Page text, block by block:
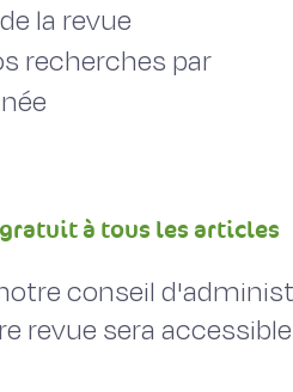
la revue
recherches par
à tous les articles
conseil
revue sera accessible